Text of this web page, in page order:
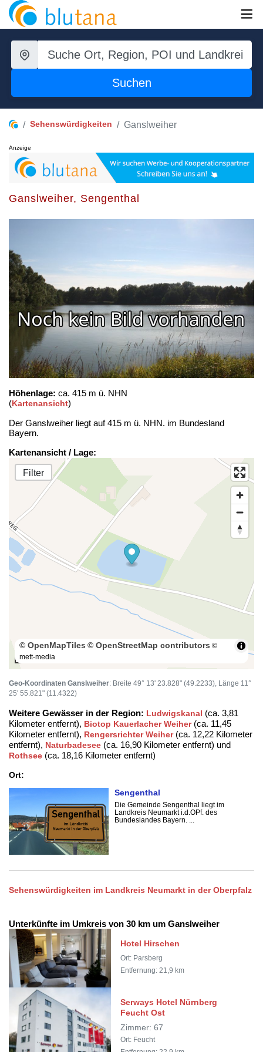
Suchen
Sehenswürdigkeiten Ganslweiher
Anzeige
Ganslweiher, Sengenthal
Höhenlage: ca. 415 m ü. NHN
(Kartenansicht)
Der Ganslweiher liegt auf 415 m ü. NHN. im Bundesland
Bayern.
Kartenansicht / Lage:
Filter
100 m
© OpenMapTiles © OpenStreetMap contributors ©
mett-media
Geo-Koordinaten Ganslweiher: Breite 49° 13' 23.828" (49.2233), Länge 11°
25' 55.821" (11.4322)
Weitere Gewässer in der Region: Ludwigskanal (ca. 3,81
Kilometer entfernt), Biotop Kauerlacher Weiher(ca. 11,45
Kilometer entfernt), Rengersrichter Weiher(ca. 12,22 Kilometer
entfernt), Naturbadesee (ca. 16,90 Kilometer entfernt) und
Rothsee (ca. 18,16 Kilometer entfernt)
Ort:
Sengenthal
Die Gemeinde Sengenthal liegt im
Landkreis Neumarkt i.d.OPf. des
Bundeslandes Bayern. ...
Sehenswürdigkeiten im Landkreis Neumarkt in der Oberpfalz
Unterkünfte im Umkreis von 30 km um Ganslweiher
Hotel Hirschen
Ort: Parsberg
Entfernung: 21,9 km
Serways Hotel Nürnberg
Feucht Ost
Zimmer: 67
Ort: Feucht